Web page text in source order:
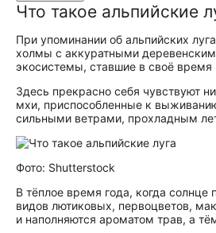
Что такое альпийские
При упоминании об альпийских
холмы с аккуратными
экосистемы, ставшие в своё время
Здесь прекрасно себя чувствуют
мхи, приспособленные к
сильными ветрами, прохладным
Фото: Shutterstock
В тёплое время года, когда солнце
видов лютиковых, первоцветов,
и наполняются ароматом трав, а